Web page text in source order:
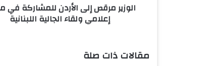
ل
الوزير مرقص إلى الأردن للمشاركة في
إعلامي ولقاء الجالية اللبنانية
مقالات ذات صلة